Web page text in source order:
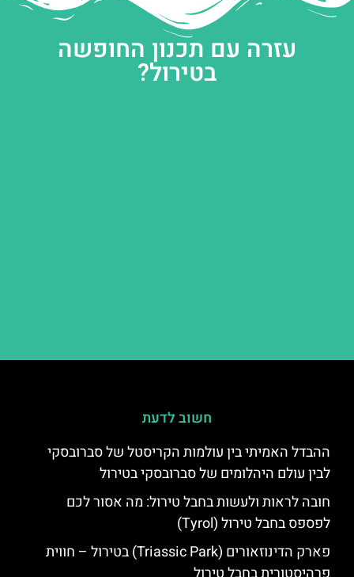
עזרה עם תכנון החופשה
בטירול?
חשוב לדעת
ההבדל האמיתי בין עולמות הקריסטל של סברובסקי
לבין עולם היהלומים של סברובסקי בטירול
חובה לראות ולעשות בחבל טירול: מה אסור לכם
לפספס בחבל טירול (Tyrol)
פארק הדינוזאורים (Triassic Park) בטירול – חווית